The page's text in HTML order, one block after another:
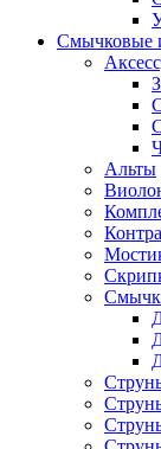
Смычковые
Альты